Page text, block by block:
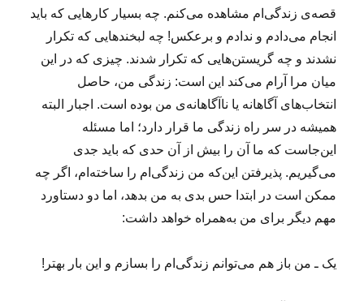
؛
ا
۸
۲
۲
;
ه
۸
۲
;
قصه‌ی زندگی‌ام مشاهده می‌کنم. چه بسیار کارهایی که باید
انجام می‌دادم و ندادم و برعکس! چه لبخندهایی که تکرار
نشدند و چه گریستن‌هایی که تکرار شدند. چیزی که در این
میان مرا آرام می‌کند این است: زندگی‌ من، حاصل
انتخاب‌های آگاهانه یا ناآگاهانه‌ی من بوده است. اجبار البته
همیشه در سر راه زندگی ما قرار دارد؛ اما مسئله
این‌جاست که ما آن را بیش از آن حدی که باید جدی
می‌گیریم. پذیرفتن این‌که من زندگی‌ام را ساخته‌ام، اگر چه
ممکن است در ابتدا حس بدی به من بدهد، اما دو دستاورد
مهم دیگر برای من به‌همراه خواهد داشت:
یک ـ من باز هم می‌توانم زندگی‌ام را بسازم و این بار بهتر!